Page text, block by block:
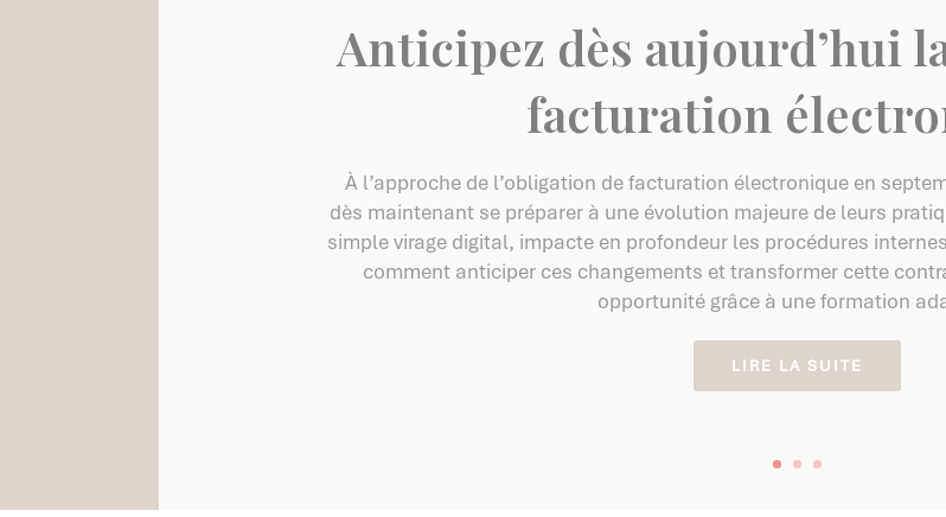
Anticipez dès aujourd’hui
facturation
À l’approche de l’obligation de facturation électronique en
dès maintenant se préparer à une évolution majeure de leurs
simple virage digital, impacte en profondeur les procédures
comment anticiper ces changements et transformer cette
opportunité grâce à une formation
LIRE LA SUITE